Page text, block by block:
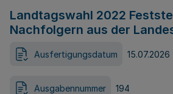
Landtagswahl 2022
Nachfolgern aus der
Ausfertigungsdatum 15.07.2026
Ausgabennummer 194